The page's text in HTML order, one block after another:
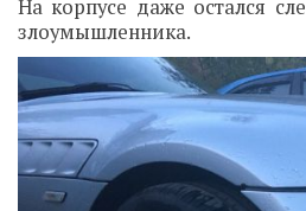
На корпусе даже остался
злоумышленника.